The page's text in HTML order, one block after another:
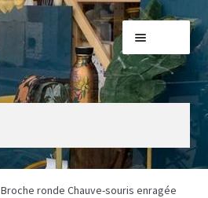
Broche ronde Chauve-souris enragée